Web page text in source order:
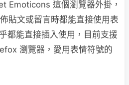
Emoticons 這個瀏覽器外掛，
貼文或留言時都能直接使用表
都能直接插入使用，目前支援
瀏覽器，愛用表情符號的